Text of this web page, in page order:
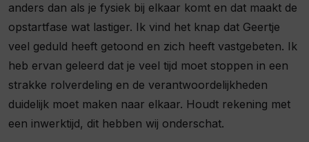
anders dan als je fysiek bij elkaar komt en dat maakt de
opstartfase wat lastiger. Ik vind het knap dat Geertje
veel geduld heeft getoond en zich heeft vastgebeten. Ik
heb ervan geleerd dat je veel tijd moet stoppen in een
strakke rolverdeling en de verantwoordelijkheden
duidelijk moet maken naar elkaar. Houdt rekening met
een inwerktijd, dit hebben wij onderschat.